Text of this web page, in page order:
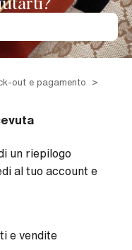
out e pagamento
un riepilogo
al tuo account e
e vendite